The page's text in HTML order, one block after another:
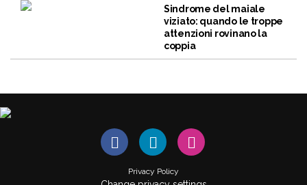
Sindrome del maiale
viziato: quando le troppe
attenzioni rovinano la
coppia
Privacy Policy